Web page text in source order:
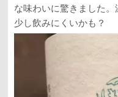
な味わいに驚きました。
少し飲みにくいかも？